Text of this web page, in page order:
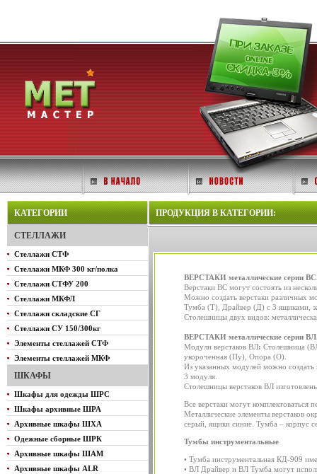
КАТЕГОРИИ
СТЕЛЛАЖИ
Стеллажи СТФ
Стеллажи МКФ 300 кг/полка
Стеллажи СТФУ 200
Стеллажи МКФЛ
Стеллажи складские СГ
Стеллажи СУ 150/300кг
Элементы стеллажей СТФ
Элементы стеллажей МКФ
ШКАФЫ
Шкафы для одежды ШРС
Шкафы архивные ШРА
Архивные шкафы ШХА
Одежные сборные ШРК
Архивные шкафы ШАМ
Архивные шкафы ALR
ПРОДУКЦИЯ В КАТЕГОРИИ:
ВЕРСТАКИ металлические серии
Верстаки ВС могут состоять из
Можно создать верстаки различных
Тумба (Т), Драйвер (Д) с 3 ящиками,
Столешницы двух видов:
ВЕРСТАКИ металлические серии
Модули верстаков ВЛ: Столешница
укороченная (Пу), Опора (О).
Из указанных модулей можно
3 модуля.
Столешницы верстаков ВЛ
Все верстаки могут
Металлические элементы верстаков
серый, ящики синие. Тумба – корпус
Тумбы инструментальные
• Тумба инструментальная КД-909
• ВЛ Драйвер и ВЛ Тумба могут